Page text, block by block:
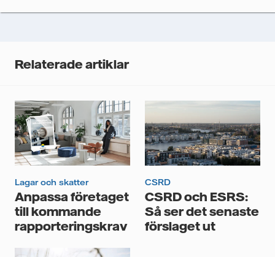
analysera deras prestanda, inklusive
tredje part, och du kan när som helst återkalla ditt
personuppgifter.
Jag samtycker till att Vattenfall behandlar mina
personuppgifter för att kunna skicka mig
nyhetsbrevet.*
Relaterade artiklar
Lagar och skatter
Anpassa företaget
till kommande
rapporteringskrav
CSRD
CSRD och ESRS:
Så ser det senaste
förslaget ut